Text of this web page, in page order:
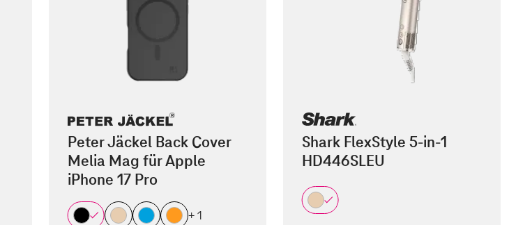
Peter Jäckel Back Cover
Melia Mag für Apple
iPhone 17 Pro
+ 1
Shark FlexStyle 5-in-1
HD446SLEU